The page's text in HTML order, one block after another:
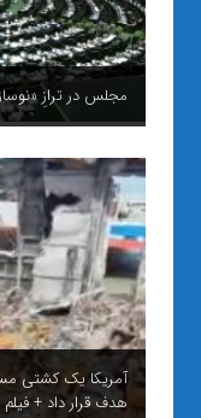
مجلس در ترازِ
آمریکا یک کشتی
هدف قرار داد + فیلم